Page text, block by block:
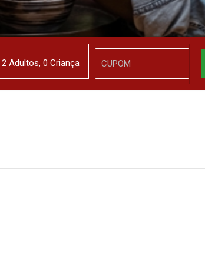
2Adultos, 0 Criança